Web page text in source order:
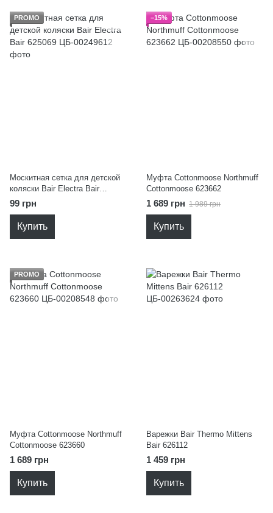
PROMO
Москитная сетка для детской
коляски Bair Electra Bair
625069
99 грн
Купить
−15%
Муфта Cottonmoose Northmuff
Cottonmoose 623662
1 689 грн 1 989 грн
Купить
PROMO
Муфта Cottonmoose Northmuff
Cottonmoose 623660
1 689 грн
Купить
Варежки Bair Thermo Mittens
Bair 626112
1 459 грн
Купить